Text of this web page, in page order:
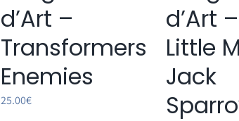
d’Art –
Transformers
Enemies
25.00€
d’Art –
Little
Jack